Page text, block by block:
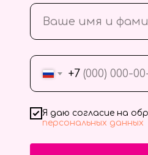
+7
Я даю согласие на
персональных данных